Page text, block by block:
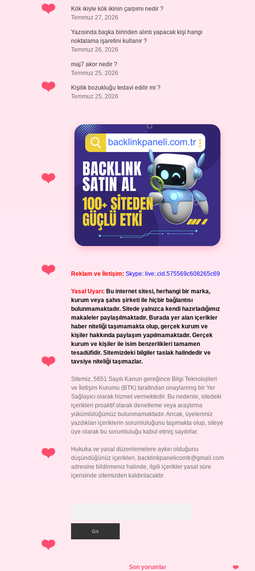
Kök ikiyle kök ikinin çarpımı nedir ?
Temmuz 27, 2026
Yazısında başka birinden alıntı yapacak kişi hangi
noktalama işaretini kullanır ?
Temmuz 26, 2026
maj7 akor nedir ?
Temmuz 25, 2026
Kişilik bozukluğu tedavi edilir mi ?
Temmuz 25, 2026
Reklam ve İletişim: Skype: live:.cid.575569c608265c69
Yasal Uyarı: Bu internet sitesi, herhangi bir marka,
kurum veya şahıs şirketi ile hiçbir bağlantısı
bulunmamaktadır. Sitede yalnızca kendi hazırladığımız
makaleler paylaşılmaktadır. Burada yer alan içerikler
haber niteliği taşımamakta olup, gerçek kurum ve
kişiler hakkında paylaşım yapılmamaktadır. Gerçek
kurum ve kişiler ile isim benzerlikleri tamamen
tesadüfidir. Sitemizdeki bilgiler taslak halindedir ve
tavsiye niteliği taşımazlar.
Sitemiz, 5651 Sayılı Kanun gereğince Bilgi Teknolojileri
ve İletişim Kurumu (BTK) tarafından onaylanmış bir Yer
Sağlayıcı olarak hizmet vermektedir. Bu nedenle, sitedeki
içerikleri proaktif olarak denetleme veya araştırma
yükümlülüğümüz bulunmamaktadır. Ancak, üyelerimiz
yazdıkları içeriklerin sorumluluğunu taşımakta olup, siteye
üye olarak bu sorumluluğu kabul etmiş sayılırlar.
Hukuka ve yasal düzenlemelere aykırı olduğunu
düşündüğünüz içerikleri, backlinkpanelicomtr@gmail.com
adresine bildirmeniz halinde, ilgili içerikler yasal süre
içerisinde sitemizden kaldırılacaktır.
Son yorumlar